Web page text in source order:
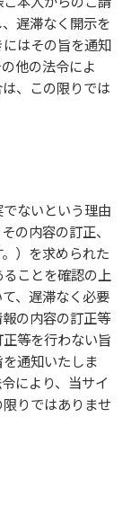
遅滞なく開示を
はその旨を通知
他の法令によ
、この限りでは
ないという理由
の内容の訂正、
）を求められた
ことを確認の上
、遅滞なく必要
の内容の訂正等
等を行わない旨
通知いたしま
により、当サイ
りではありませ